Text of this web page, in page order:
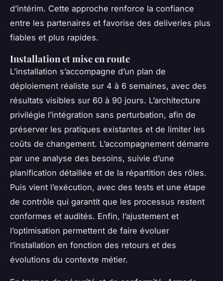
d’intérim. Cette approche renforce la confiance
entre les partenaires et favorise des deliveries plus
fiables et plus rapides.
Installation et mise en route
L’installation s’accompagne d’un plan de
déploiement réaliste sur 4 à 6 semaines, avec des
résultats visibles sur 60 à 90 jours. L’architecture
privilégie l’intégration sans perturbation, afin de
préserver les pratiques existantes et de limiter les
coûts de changement. L’accompagnement démarre
par une analyse des besoins, suivie d’une
planification détaillée et de la répartition des rôles.
Puis vient l’exécution, avec des tests et une étape
de contrôle qui garantit que les processus restent
conformes et audités. Enfin, l’ajustement et
l’optimisation permettent de faire évoluer
l’installation en fonction des retours et des
évolutions du contexte métier.